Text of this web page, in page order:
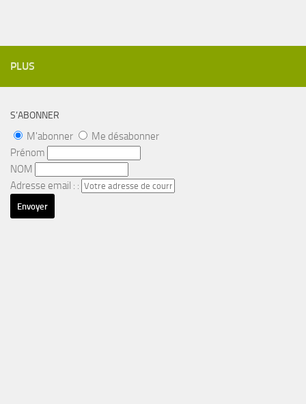
PLUS
S’ABONNER
M'abonner
Me désabonner
Prénom
NOM
Adresse email : :